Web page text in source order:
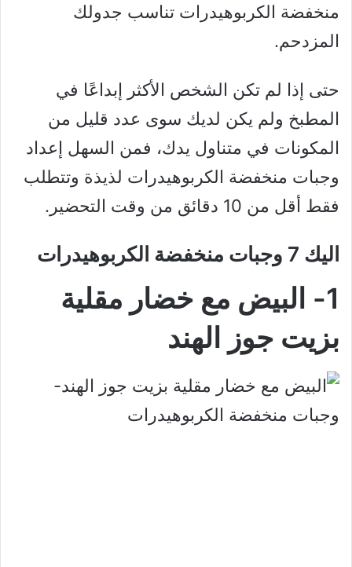
منخفضة الكربوهيدرات تناسب جدولك
المزدحم.
حتى إذا لم تكن الشخص الأكثر إبداعًا في
المطبخ ولم يكن لديك سوى عدد قليل من
المكونات في متناول يدك، فمن السهل إعداد
وجبات منخفضة الكربوهيدرات لذيذة وتتطلب
فقط أقل من 10 دقائق من وقت التحضير.
اليك 7 وجبات منخفضة الكربوهيدرات
1- البيض مع خضار مقلية
بزيت جوز الهند